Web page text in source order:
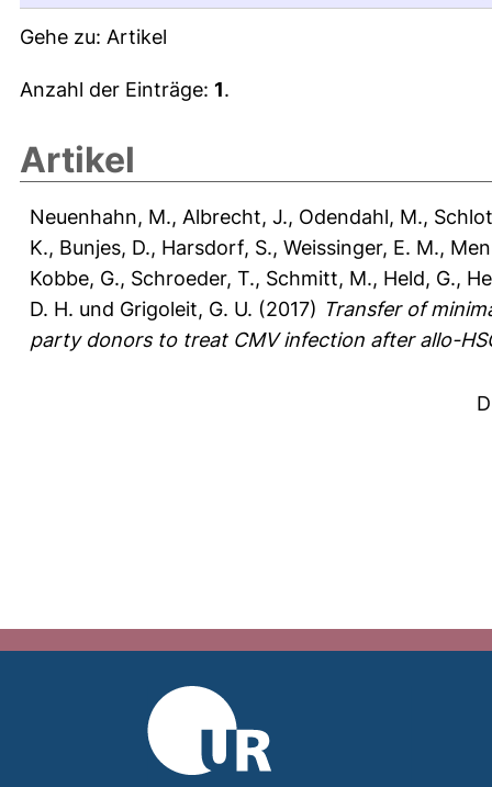
Gehe zu: Artikel
Anzahl der Einträge: 1.
Artikel
Neuenhahn, M., Albrecht, J., Odendahl, M.,
K., Bunjes, D., Harsdorf, S., Weissinger, E. M.,
Kobbe, G., Schroeder, T., Schmitt, M., Held, G.,
D. H. und Grigoleit, G. U. (2017) Transfer of
party donors to treat CMV infection after allo-